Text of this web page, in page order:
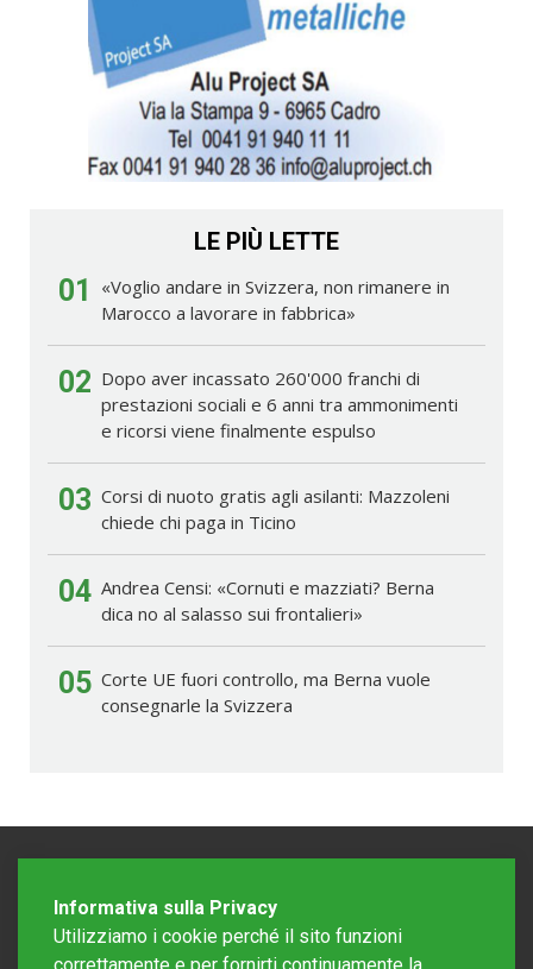
LE PIÙ LETTE
01
«Voglio andare in Svizzera, non rimanere in
Marocco a lavorare in fabbrica»
02 Dopo aver incassato 260'000 franchi di
prestazioni sociali e 6 anni tra ammonimenti
e ricorsi viene finalmente espulso
03 Corsi di nuoto gratis agli asilanti: Mazzoleni
chiede chi paga in Ticino
04 Andrea Censi: «Cornuti e mazziati? Berna
dica no al salasso sui frontalieri»
05 Corte UE fuori controllo, ma Berna vuole
consegnarle la Svizzera
Informativa sulla Privacy
Utilizziamo i cookie perché il sito funzioni